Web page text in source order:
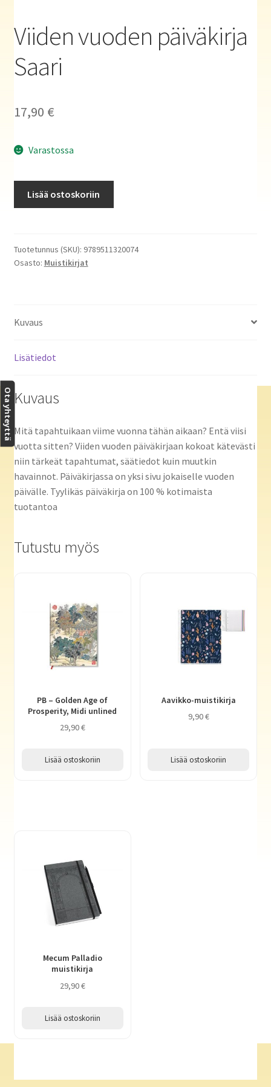
Viiden vuoden päiväkirja
Saari
17,90 €
Varastossa
määrä
Lisää ostoskoriin
Tuotetunnus (SKU): 9789511320074
Osasto: Muistikirjat
Kuvaus
Lisätiedot
Kuvaus
Mitä tapahtuikaan viime vuonna tähän aikaan? Entä viisi
vuotta sitten? Viiden vuoden päiväkirjaan kokoat kätevästi
niin tärkeät tapahtumat, säätiedot kuin muutkin
havainnot. Päiväkirjassa on yksi sivu jokaiselle vuoden
päivälle. Tyylikäs päiväkirja on 100 % kotimaista
tuotantoa
Tutustu myös
PB – Golden Age of
Prosperity, Midi unlined
29,90€
Lisää ostoskoriin
Aavikko-muistikirja
9,90€
Lisää ostoskoriin
Mecum Palladio
muistikirja
29,90€
Lisää ostoskoriin
Ota yhteyttä